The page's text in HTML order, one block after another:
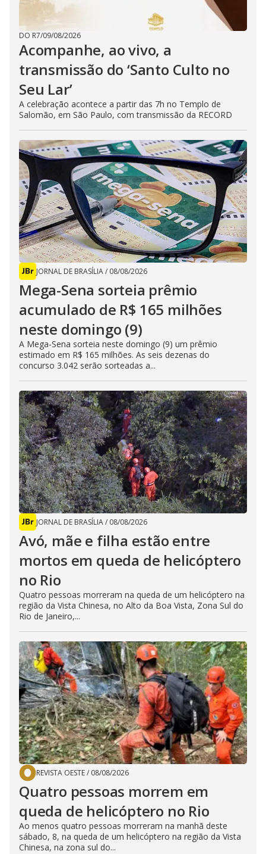
DO R7/09/08/2026
Acompanhe, ao vivo, a
transmissão do ‘Santo Culto no
Seu Lar’
A celebração acontece a partir das 7h no Templo de
Salomão, em São Paulo, com transmissão da RECORD
JORNAL DE BRASÍLIA/ 08/08/2026
Mega-Sena sorteia prêmio
acumulado de R$ 165 milhões
neste domingo (9)
A Mega-Sena sorteia neste domingo (9) um prêmio
estimado em R$ 165 milhões. As seis dezenas do
concurso 3.042 serão sorteadas a...
JORNAL DE BRASÍLIA/ 08/08/2026
Avó, mãe e filha estão entre
mortos em queda de helicóptero
no Rio
Quatro pessoas morreram na queda de um helicóptero na
região da Vista Chinesa, no Alto da Boa Vista, Zona Sul do
Rio de Janeiro,...
REVISTA OESTE/ 08/08/2026
Quatro pessoas morrem em
queda de helicóptero no Rio
Ao menos quatro pessoas morreram na manhã deste
sábado, 8, na queda de um helicóptero na região da Vista
Chinesa, na zona sul do...